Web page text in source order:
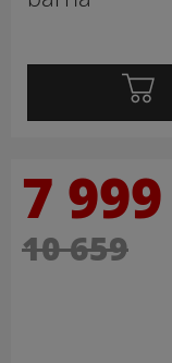
7 999
10 659